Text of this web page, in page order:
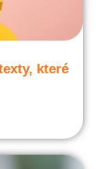
které